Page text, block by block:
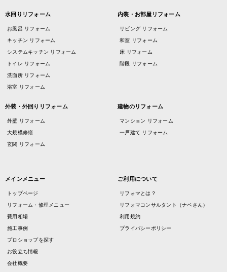
水回りリフォーム
お風呂 リフォーム
キッチン リフォーム
システムキッチン リフォーム
トイレ リフォーム
洗面所 リフォーム
浴室 リフォーム
内装・お部屋リフォーム
リビング リフォーム
和室 リフォーム
床 リフォーム
階段 リフォーム
外装・外回りリフォーム
外壁 リフォーム
大規模修繕
玄関 リフォーム
建物のリフォーム
マンション リフォーム
一戸建て リフォーム
メインメニュー
トップページ
リフォーム・修理メニュー
費用相場
施工事例
プロショップを探す
お役立ち情報
会社概要
ご利用について
リフォマとは？
リフォマコンサルタント（ナベさん）
利用規約
プライバシーポリシー